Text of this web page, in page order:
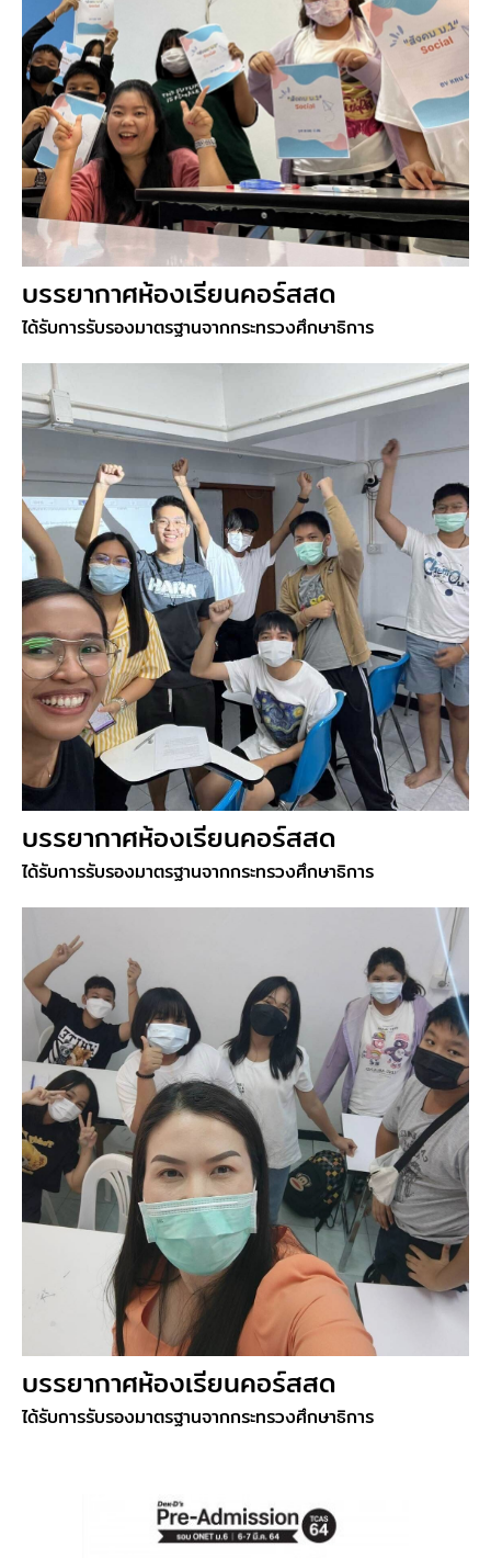
บรรยากาศห้องเรียนคอร์สสด
ได้รับการรับรองมาตรฐานจากกระทรวงศึกษาธิการ
บรรยากาศห้องเรียนคอร์สสด
ได้รับการรับรองมาตรฐานจากกระทรวงศึกษาธิการ
บรรยากาศห้องเรียนคอร์สสด
ได้รับการรับรองมาตรฐานจากกระทรวงศึกษาธิการ